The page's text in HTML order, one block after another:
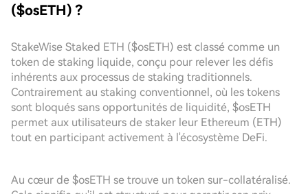
($osETH) ?
StakeWise Staked ETH ($osETH) est classé comme un
token de staking liquide, conçu pour relever les défis
inhérents aux processus de staking traditionnels.
Contrairement au staking conventionnel, où les tokens
sont bloqués sans opportunités de liquidité, $osETH
permet aux utilisateurs de staker leur Ethereum (ETH)
tout en participant activement à l'écosystème DeFi.
Au cœur de $osETH se trouve un token sur-collatéralisé.